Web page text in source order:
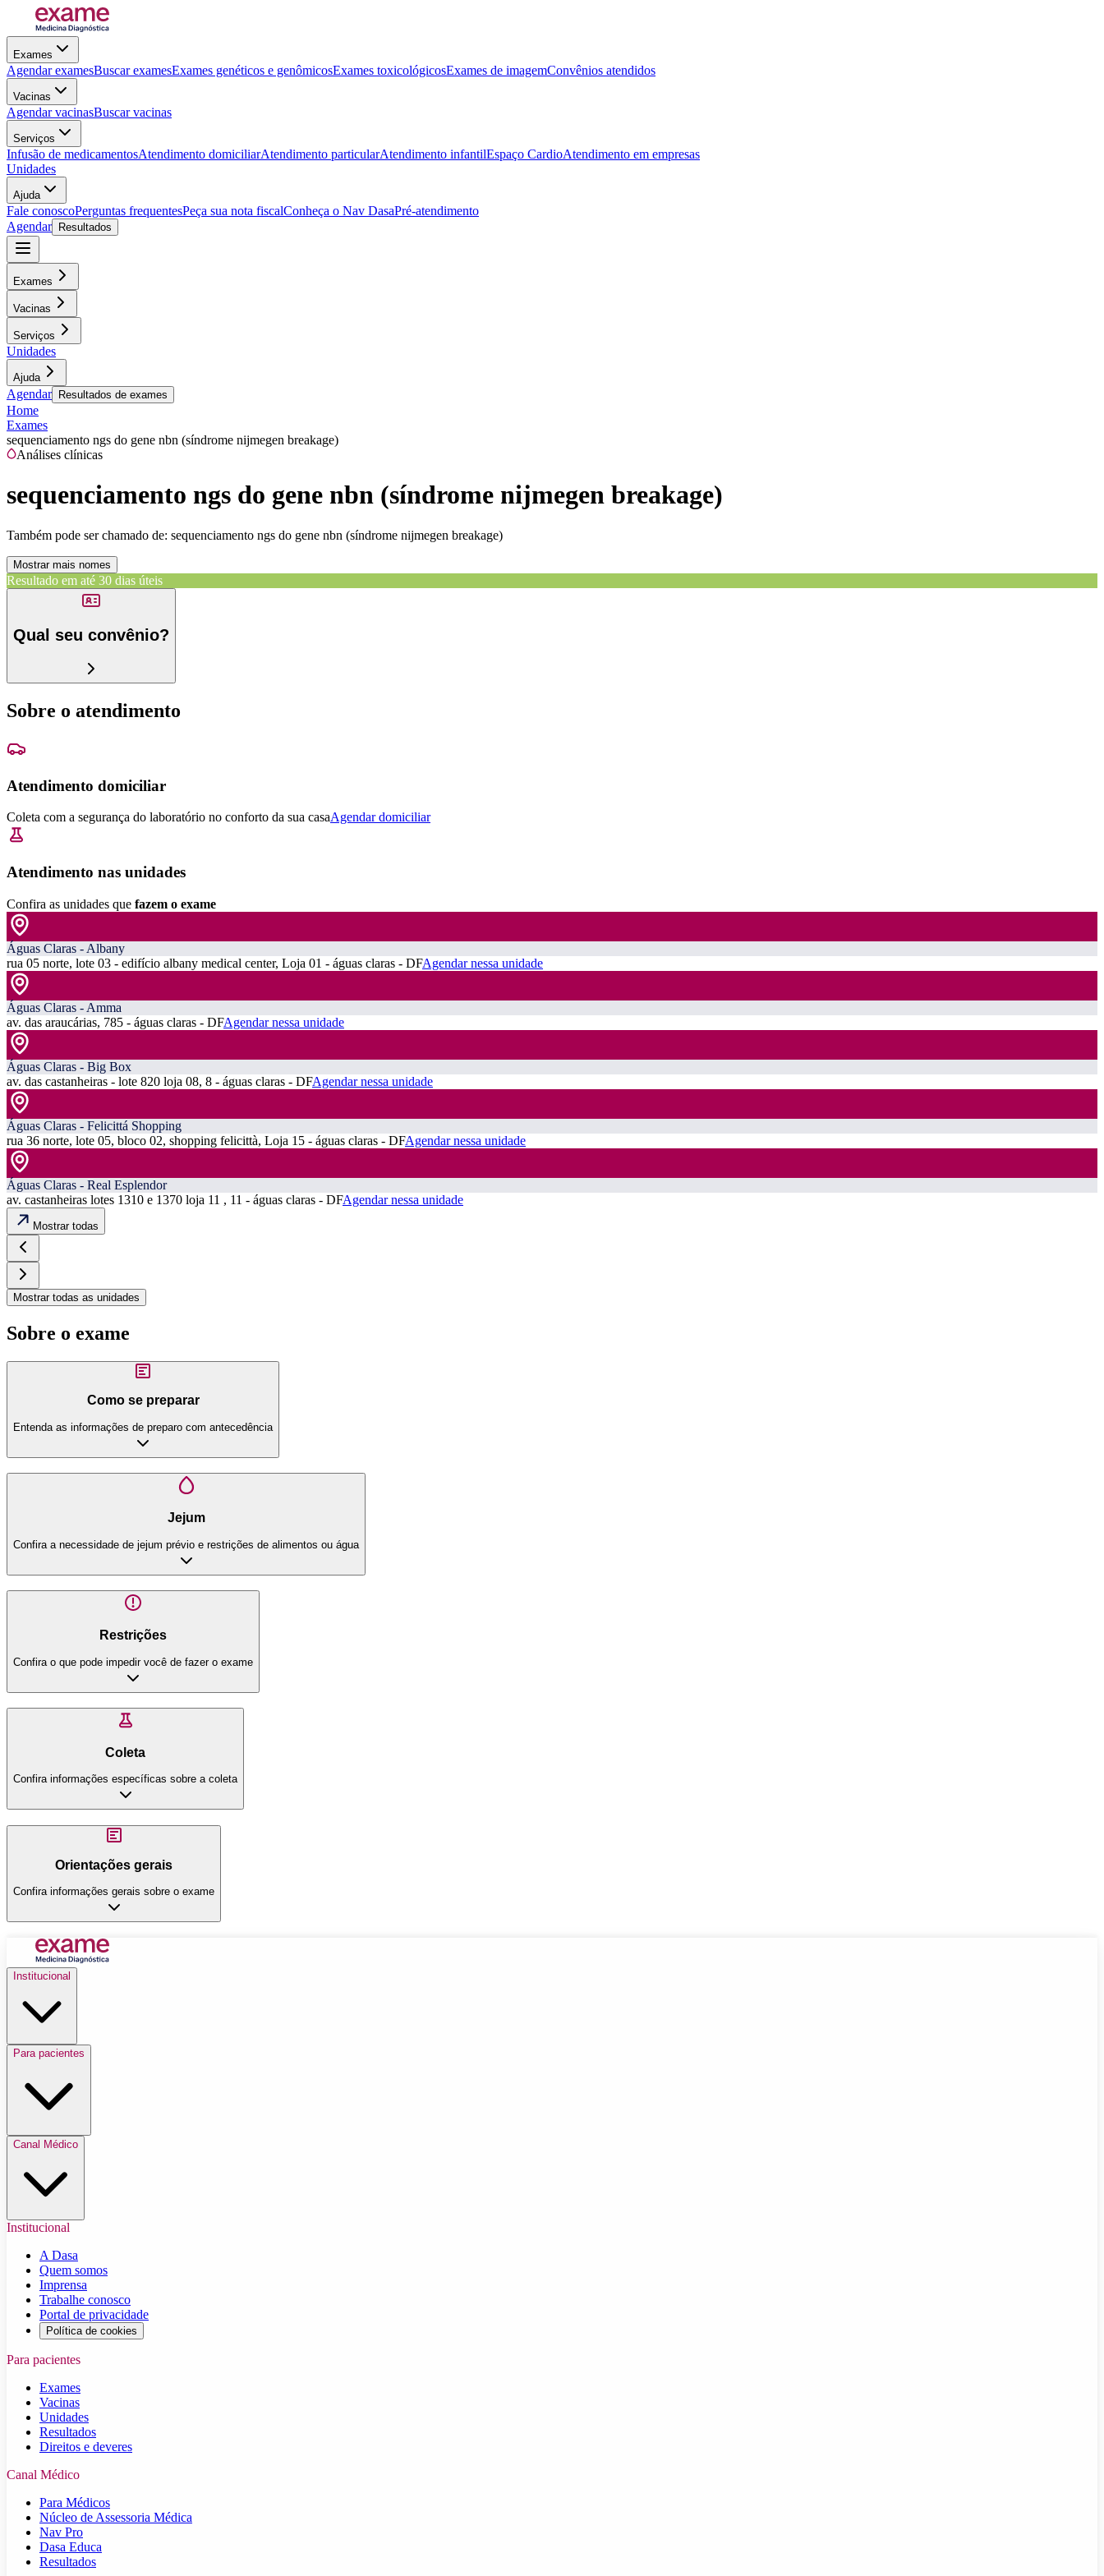
Exames
Agendar examesBuscar examesExames genéticos e genômicosExames toxicológicosExames de imagemConvênios atendidos
Vacinas
Agendar vacinasBuscar vacinas
Serviços
Infusão de medicamentosAtendimento domiciliarAtendimento particularAtendimento infantilEspaço CardioAtendimento em empresas
Unidades
Ajuda
Fale conoscoPerguntas frequentesPeça sua nota fiscalConheça o Nav DasaPré-atendimento
Agendar
Resultados
Exames
Vacinas
Serviços
Unidades
Ajuda
Agendar Resultados de exames
Home
Exames
sequenciamento ngs do gene nbn (síndrome nijmegen breakage)
Análises clínicas
sequenciamento ngs do gene nbn (síndrome nijmegen breakage)
Também pode ser chamado de: sequenciamento ngs do gene nbn (síndrome nijmegen breakage)
Mostrar mais nomes
Resultado em até 30 dias úteis
Qual seu convênio?
Sobre o atendimento
Atendimento domiciliar
Coleta com a segurança do laboratório no conforto da sua casaAgendar domiciliar
Atendimento nas unidades
Confira as unidades que fazem o exame
Águas Claras - Albany
rua 05 norte, lote 03 - edifício albany medical center, Loja 01 - águas claras - DFAgendar nessa unidade
Águas Claras - Amma
av. das araucárias, 785 - águas claras - DFAgendar nessa unidade
Águas Claras - Big Box
av. das castanheiras - lote 820 loja 08, 8 - águas claras - DFAgendar nessa unidade
Águas Claras - Felicittá Shopping
rua 36 norte, lote 05, bloco 02, shopping felicittà, Loja 15 - águas claras - DFAgendar nessa unidade
Águas Claras - Real Esplendor
av. castanheiras lotes 1310 e 1370 loja 11 , 11 - águas claras - DFAgendar nessa unidade
Mostrar todas
Mostrar todas as unidades
Sobre o exame
Como se preparar
Entenda as informações de preparo com antecedência
Jejum
Confira a necessidade de jejum prévio e restrições de alimentos ou água
Restrições
Confira o que pode impedir você de fazer o exame
Coleta
Confira informações específicas sobre a coleta
Orientações gerais
Confira informações gerais sobre o exame
Institucional
Para pacientes
Canal Médico
Institucional
A Dasa
Quem somos
Imprensa
Trabalhe conosco
Portal de privacidade
Política de cookies
Para pacientes
Exames
Vacinas
Unidades
Resultados
Direitos e deveres
Canal Médico
Para Médicos
Núcleo de Assessoria Médica
Nav Pro
Dasa Educa
Resultados